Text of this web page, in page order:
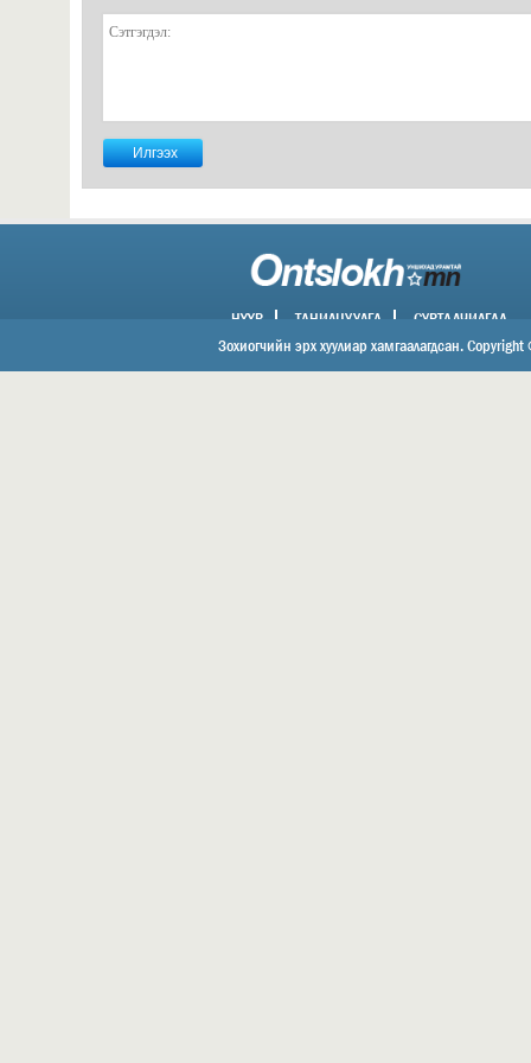
НҮҮР ТАНИЛЦУУЛГА СУРТАЛЧИЛГАА
ХОЛБОО БАРИХ
Зохиогчийн эрх хуулиар хамгаалагдсан.